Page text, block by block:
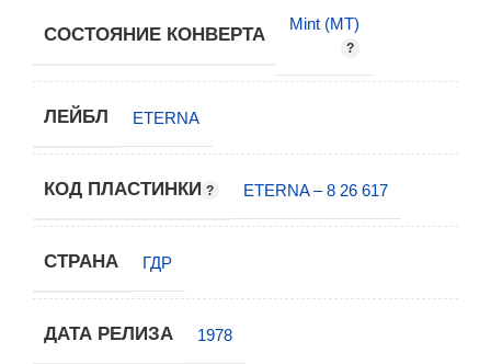
СОСТОЯНИЕ КОНВЕРТА
Mint (MT)
ЛЕЙБЛ ETERNA
КОД ПЛАСТИНКИ ETERNA – 8 26 617
СТРАНА ГДР
ДАТА РЕЛИЗА 1978